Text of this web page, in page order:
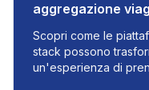
aggregazione
Scopri come le
stack possono
un'esperienza di